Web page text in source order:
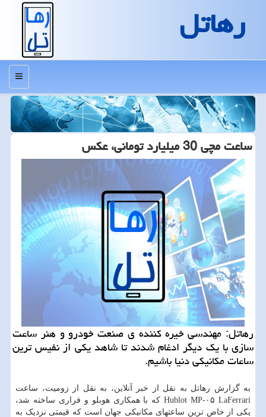
رهاتل
منو
ساعت مچی 30 میلیارد تومانی، عکس
رهاتل: مهندسی خیره کننده ی صنعت خودرو و هنر ساعت
سازی با یک دیگر ادغام شدند تا شاهد یکی از نفیس ترین
ساعات مکانیکی دنیا باشیم.
به گزارش رهاتل به نقل از خبر آنلاین، به نقل از زومیت، ساعت
Hublot MP-۰۵ LaFerrari که با همکاری هوبلو و فراری ساخته شد،
یکی از خاص ترین ساعتهای مکانیکی جهان است که قیمتی نزدیک به